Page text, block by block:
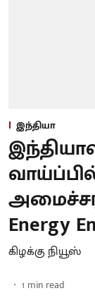
இந்தியா
அமைச்சர்
Energy
கிழக்கு நியூஸ்
1 min read